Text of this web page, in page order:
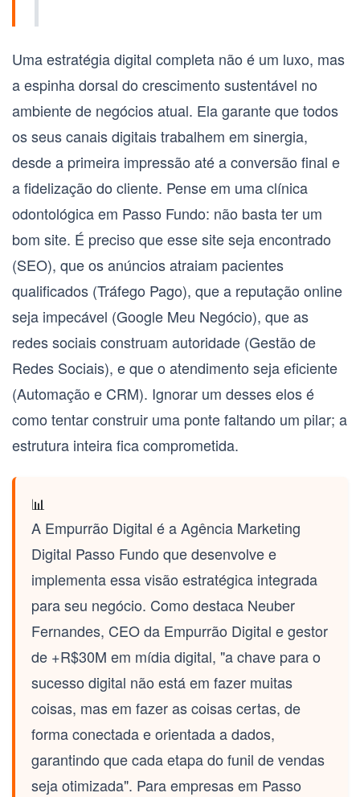
Umaestratégia digital completa não é um luxo, mas
a espinha dorsal do crescimento sustentável no
ambiente de negócios atual. Ela garante que todos
os seus canais digitais trabalhem em sinergia,
desde a primeira impressão até a conversão final e
a fidelização do cliente. Pense em uma clínica
odontológica em Passo Fundo: não basta ter um
bom site. É preciso que esse site seja encontrado
(SEO), que os anúncios atraiam pacientes
qualificados (Tráfego Pago), que a reputação online
seja impecável (Google Meu Negócio), que as
redes sociais construam autoridade (Gestão de
Redes Sociais), e que o atendimento seja eficiente
(Automação e CRM). Ignorar um desses elos é
como tentar construir uma ponte faltando um pilar; a
estrutura inteira fica comprometida.
📊
A Empurrão Digital é aAgência Marketing
Digital Passo Fundo que desenvolve e
implementa essa visão estratégica integrada
para seu negócio. Como destaca Neuber
Fernandes, CEO da Empurrão Digital e gestor
de +R$30M em mídia digital, "a chave para o
sucesso digital não está em fazer muitas
coisas, mas em fazer as coisas certas, de
forma conectada e orientada a dados,
garantindo que cada etapa do funil de vendas
seja otimizada". Para empresas em Passo